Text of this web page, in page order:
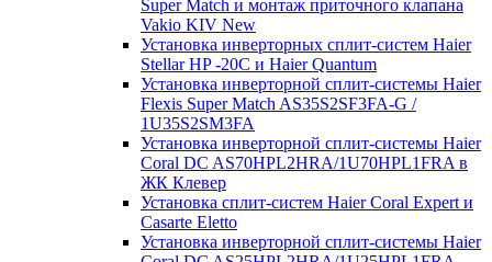
Super Match и монтаж приточного клапана
Vakio KIV New
Установка инверторных сплит-систем Haier
Stellar HP -20С и Haier Quantum
Установка инверторной сплит-системы Haier
Flexis Super Match AS35S2SF3FA-G /
1U35S2SM3FA
Установка инверторной сплит-системы Haier
Coral DC AS70HPL2HRA/1U70HPL1FRA в
ЖК Клевер
Установка сплит-систем Haier Coral Expert и
Casarte Eletto
Установка инверторной сплит-системы Haier